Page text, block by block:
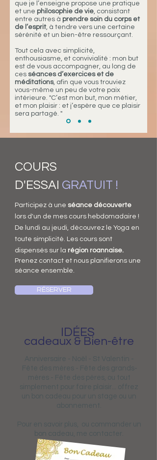
que je l’enseigne propose une pratique
et une philosophie de vie, consistant
entre autres à prendre soin du corps et
de l’esprit, à tendre vers une certaine
sérénité et un bien-être ressourçant.
Tout cela avec simplicité,
enthousiasme, et convivialité : mon but
est de vous accompagner, au long de
ces séances d’exercices et de
méditations, afin que vous trouviez
vous-même un peu de votre paix
intérieure. "C’est mon but, mon métier,
et mon plaisir : et j’espère que ce plaisir
sera partagé. "
COURS
D'ESSAI GRATUIT !​
Participez à une séance découverte
lors d'un de mes cours hebdomadaire !
De lundi au jeudi, découvrez le Yoga en
toute simplicité. Les cours sont
dispensés sur la région roannaise.
Prenez contact et nous planifierons une
séance ensemble.
RÉSERVER
IDÉES
cadeaux & Bien-être
Anniversaire - Noël - St Valentin -
Fête des mères - Fête des grands-
mères - Fête des pères, ou tout
simplement pour faire plaisir... offrez
un bon cadeau pour un stage ou un
abonnement.
Pour en savoir plus, ou commander un
bon cadeau, me contacter.